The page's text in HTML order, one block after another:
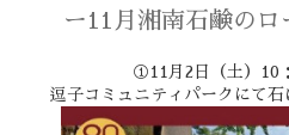
ー11月湘南石鹸のロ
①11月2日（土）10
逗子コミュニティパークにて石